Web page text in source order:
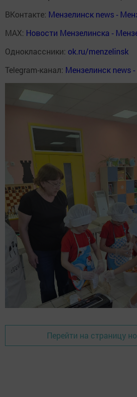
ВКонтакте: Мензелинск news -
MAX: Новости Мензелинска -
Одноклассники: ok.ru/menzelinsk
Telegram-канал: Мензелинск news
Перейти на страницу